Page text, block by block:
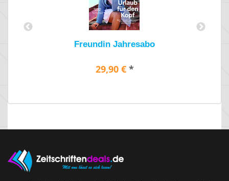
Freundin Jahresabo
29,90 € *